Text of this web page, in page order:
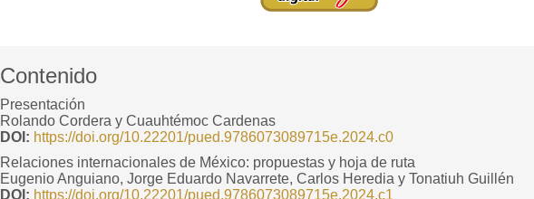
Contenido
Presentación
Rolando Cordera y Cuauhtémoc Cardenas
DOI: https://doi.org/10.22201/pued.9786073089715e.2024.c0
Relaciones internacionales de México: propuestas y hoja de ruta
Eugenio Anguiano, Jorge Eduardo Navarrete, Carlos Heredia y Tonatiuh Guillén
DOI: https://doi.org/10.22201/pued.9786073089715e.2024.c1